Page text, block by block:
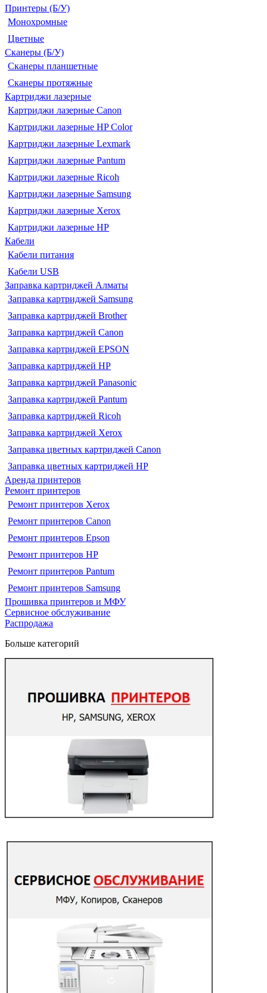
Принтеры (Б/У)
Монохромные
Цветные
Сканеры (Б/У)
Сканеры планшетные
Сканеры протяжные
Картриджи лазерные
Картриджи лазерные Canon
Картриджи лазерные HP Color
Картриджи лазерные Lexmark
Картриджи лазерные Pantum
Картриджи лазерные Ricoh
Картриджи лазерные Samsung
Картриджи лазерные Xerox
Картриджи лазерные HP
Кабели
Кабели питания
Кабели USB
Заправка картриджей Алматы
Заправка картриджей Samsung
Заправка картриджей Brother
Заправка картриджей Canon
Заправка картриджей EPSON
Заправка картриджей HP
Заправка картриджей Panasonic
Заправка картриджей Pantum
Заправка картриджей Ricoh
Заправка картриджей Xerox
Заправка цветных картриджей Canon
Заправка цветных картриджей HP
Аренда принтеров
Ремонт принтеров
Ремонт принтеров Xerox
Ремонт принтеров Canon
Ремонт принтеров Epson
Ремонт принтеров HP
Ремонт принтеров Pantum
Ремонт принтеров Samsung
Прошивка принтеров и МФУ
Сервисное обслуживание
Распродажа
Больше категорий